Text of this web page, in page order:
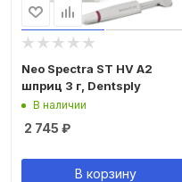
Neo Spectra ST HV A2
шприц 3 г, Dentsply
В наличии
2 745 ₽
В корзину